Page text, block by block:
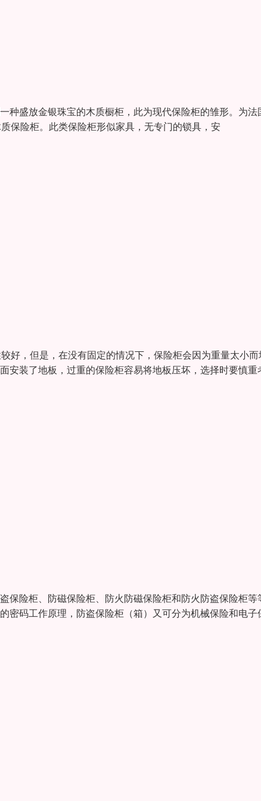
种盛放金银珠宝的木质橱柜，此为现代保险柜的雏形。为法
保险柜。此类保险柜形似家具，无专门的锁具，安
好，但是，在没有固定的情况下，保险柜会因为重量太小而
安装了地板，过重的保险柜容易将地板压坏，选择时要慎重
保险柜、防磁保险柜、防火防磁保险柜和防火防盗保险柜等
密码工作原理，防盗保险柜（箱）又可分为机械保险和电子